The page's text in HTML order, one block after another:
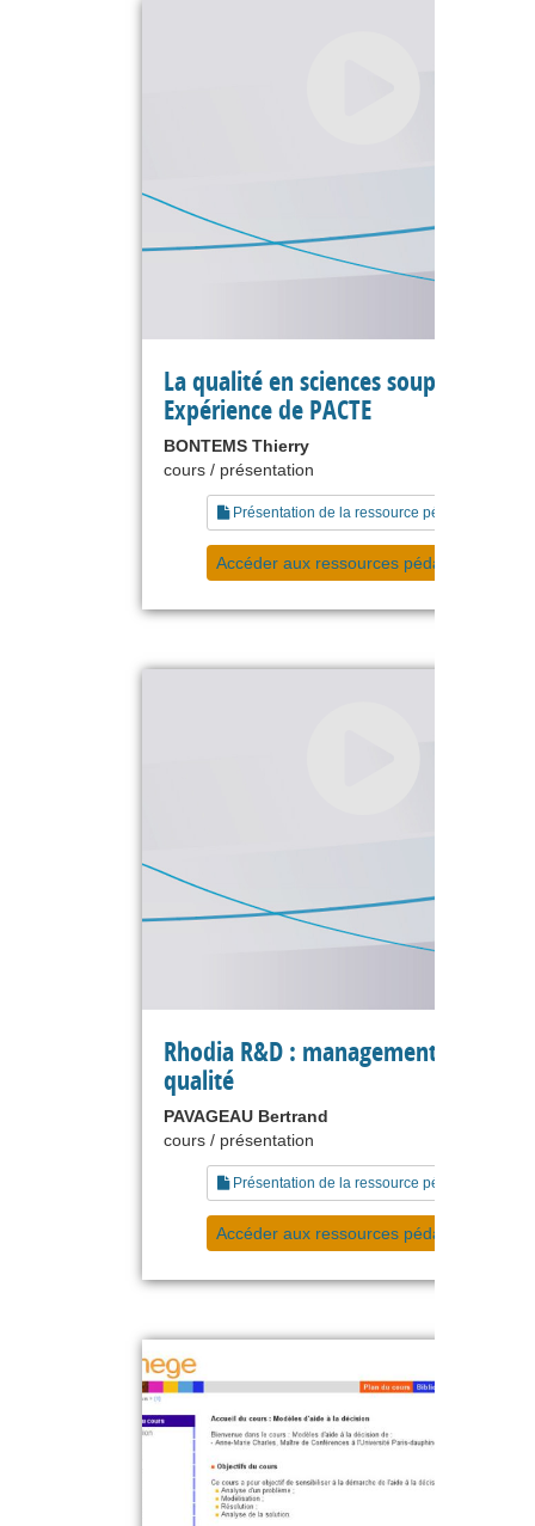
La qualité en sciences souples.
Expérience de PACTE
BONTEMS Thierry
cours / présentation
Présentation de la ressource pédagogique
Accéder aux ressources pédagogiques
Rhodia R&D : management de la
qualité
PAVAGEAU Bertrand
cours / présentation
Présentation de la ressource pédagogique
Accéder aux ressources pédagogiques